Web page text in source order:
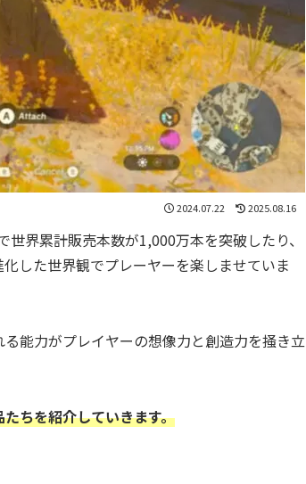
2024.07.22 2025.08.16
界累計販売本数が1,000万本を突破したり、
した世界観でプレーヤーを楽しませていま
能力がプレイヤーの想像力と創造力を掻き立
ちを紹介していきます。